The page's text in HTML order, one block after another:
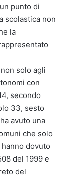
punto di
scolastica non
la
solo agli
con
secondo
33, sesto
avuto una
che solo
dovuto
del 1999 e
del